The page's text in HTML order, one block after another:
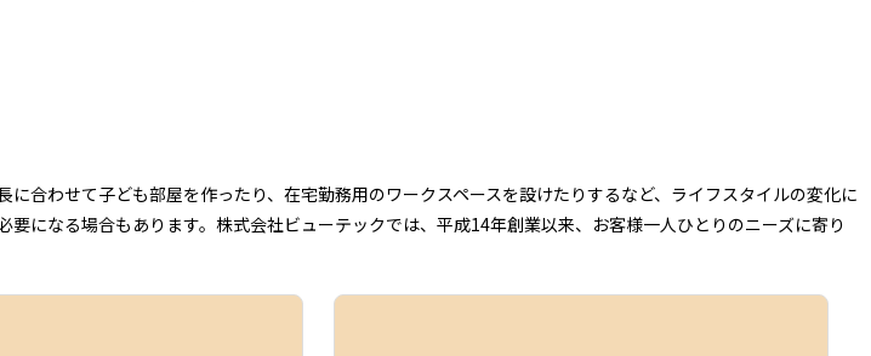
合わせて子ども部屋を作ったり、在宅勤務用のワークスペースを設けたりするなど、ライフスタイルの変化に
になる場合もあります。株式会社ビューテックでは、平成14年創業以来、お客様一人ひとりのニーズに寄り